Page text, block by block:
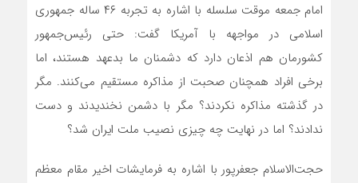
امام جمعه موقت سلسله با اشاره به تجربه ۴۶ ساله جمهوری
اسلامی در مواجهه با آمریکا گفت: حتی رئیس‌جمهور
کشورمان هم اذعان دارد که دشمنان ما بدعهد هستند، اما
برخی افراد همچنان صحبت از مذاکره مستقیم می‌کنند. مگر
در گذشته مذاکره نکردند؟ مگر با دشمن نخندیدند و دست
ندادند؟ اما در نهایت چه چیزی نصیب ملت ایران شد؟
حجت‌الاسلام جعفرپور با اشاره به فرمایشات اخیر مقام معظم